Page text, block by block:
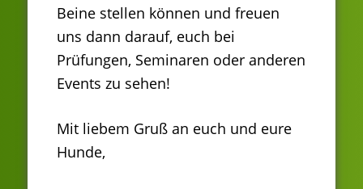
Beine stellen können und freuen
uns dann darauf, euch bei
Prüfungen, Seminaren oder anderen
Events zu sehen!
Mit liebem Gruß an euch und eure
Hunde,